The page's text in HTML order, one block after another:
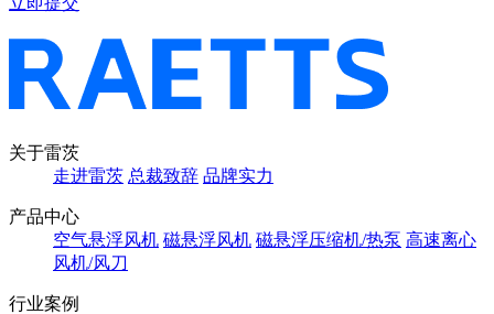
关于雷茨
走进雷茨 总裁致辞 品牌实力
产品中心
空气悬浮风机 磁悬浮风机 磁悬浮压缩机/热泵 高速离心
风机/风刀
行业案例